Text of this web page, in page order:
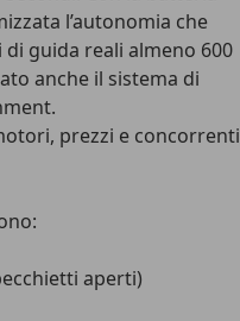
l’autonomia che
guida reali almeno 600
anche il sistema di
prezzi e concorrenti
aperti)